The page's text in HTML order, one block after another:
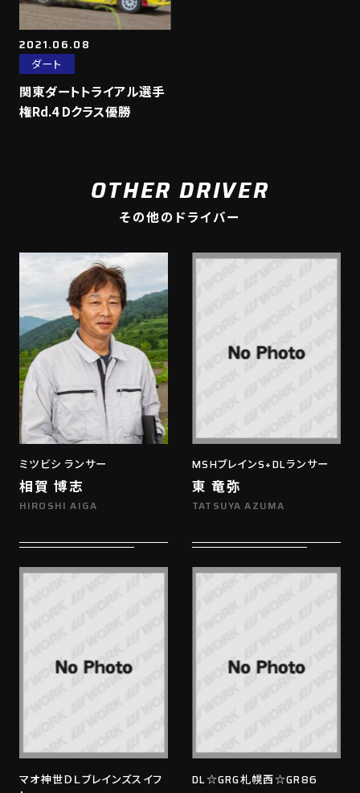
2021.06.08
ダート
関東ダートトライアル選手
権Rd.4 Dクラス優勝
OTHER DRIVER
その他のドライバー
ミツビシ ランサー
相賀 博志
HIROSHI AIGA
MSHブレインS+DLランサー
東 竜弥
TATSUYA AZUMA
マオ神世ＤＬブレインズスイフ
DL☆GRG札幌西☆GR86